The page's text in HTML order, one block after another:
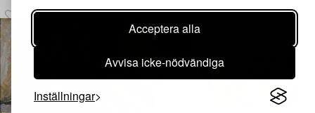
Acceptera alla
Avvisa icke-nödvändiga
Inställningar